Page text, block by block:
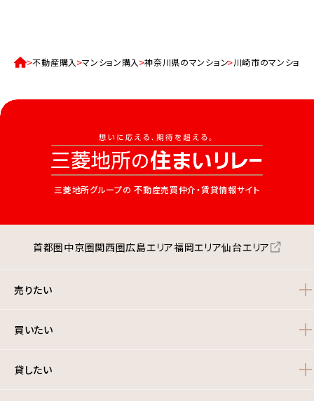
不動産購入 マンション購入 神奈川県のマンション 川崎市のマンション
三菱地所グループの 不動産売買仲介・賃貸情報サイト
首都圏中京圏関西圏広島エリア福岡エリア仙台エリア
売りたい
買いたい
貸したい